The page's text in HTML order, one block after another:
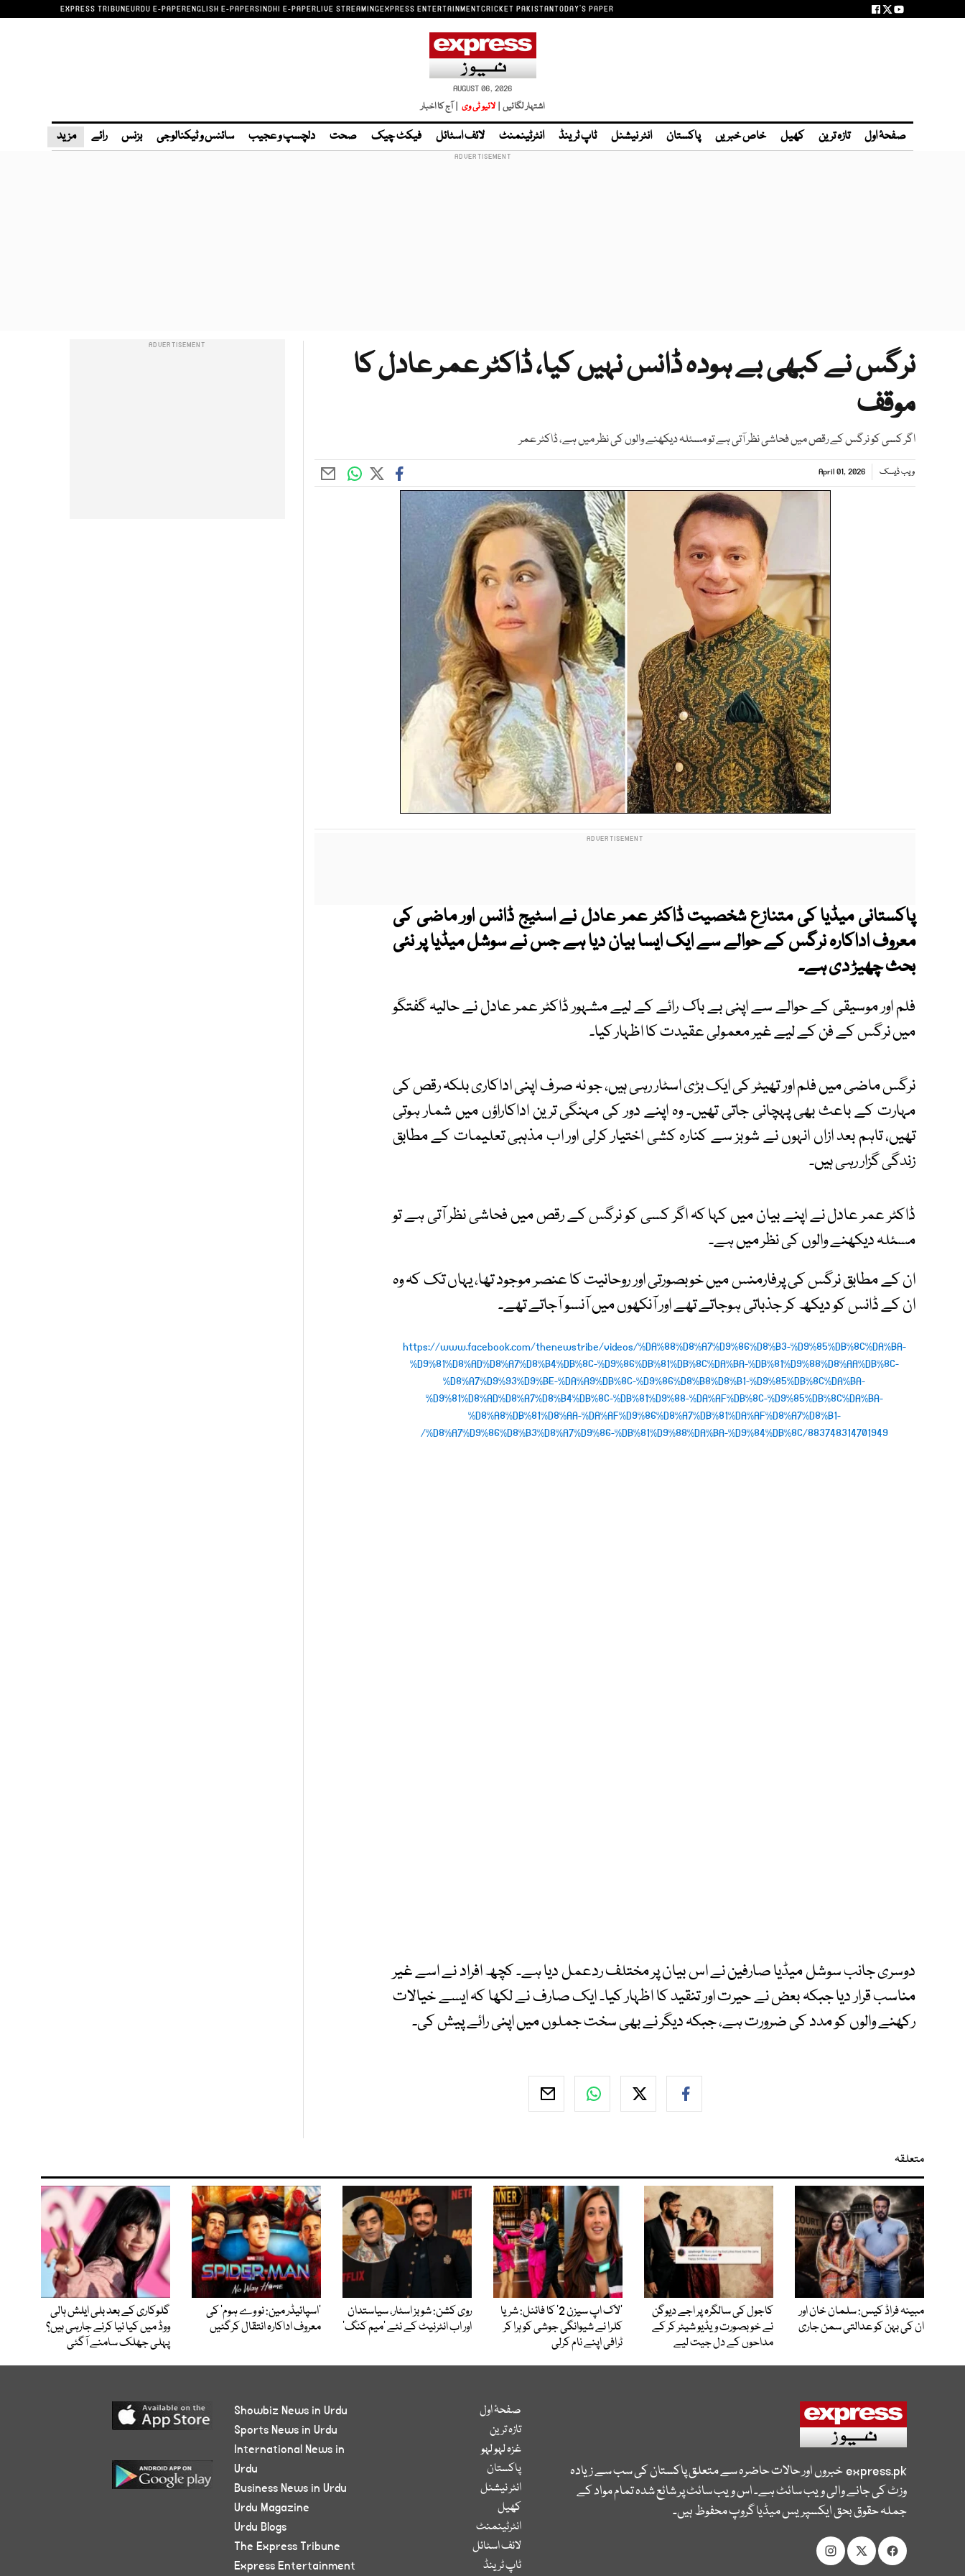
EXPRESS TRIBUNEURDU E-PAPERENGLISH E-PAPERSINDHI E-PAPERLIVE STREAMINGEXPRESS ENTERTAINMENTCRICKET PAKISTANTODAY'S PAPER
AUGUST 06, 2026
اشتہار لگائیں | لائیو ٹی وی | آج کا اخبار
صفحۂ اول تازہ ترین کھیل خاص خبریں پاکستان انٹر نیشنل ٹاپ ٹرینڈ انٹرٹینمنٹ لائف اسٹائل فیکٹ چیک صحت دلچسپ و عجیب سائنس و ٹیکنالوجی بزنس رائے مزید
نرگس نے کبھی بے ہودہ ڈانس نہیں کیا، ڈاکٹر عمر عادل کا
موقف
اگر کسی کو نرگس کے رقص میں فحاشی نظر آتی ہے تو مسئلہ دیکھنے والوں کی نظر میں ہے، ڈاکٹر عمر
ویب ڈیسک April 01, 2026
پاکستانی میڈیا کی متنازع شخصیت ڈاکٹر عمر عادل نے اسٹیج ڈانس اور ماضی کی
معروف اداکارہ نرگس کے حوالے سے ایک ایسا بیان دیا ہے جس نے سوشل میڈیا پر نئی
بحث چھیڑ دی ہے۔
فلم اور موسیقی کے حوالے سے اپنی بے باک رائے کے لیے مشہور ڈاکٹر عمر عادل نے حالیہ گفتگو
میں نرگس کے فن کے لیے غیر معمولی عقیدت کا اظہار کیا۔
نرگس ماضی میں فلم اور تھیٹر کی ایک بڑی اسٹار رہی ہیں، جو نہ صرف اپنی اداکاری بلکہ رقص کی
مہارت کے باعث بھی پہچانی جاتی تھیں۔ وہ اپنے دور کی مہنگی ترین اداکاراؤں میں شمار ہوتی
تھیں، تاہم بعد ازاں انہوں نے شوبز سے کنارہ کشی اختیار کرلی اور اب مذہبی تعلیمات کے مطابق
زندگی گزار رہی ہیں۔
ڈاکٹر عمر عادل نے اپنے بیان میں کہا کہ اگر کسی کو نرگس کے رقص میں فحاشی نظر آتی ہے تو
مسئلہ دیکھنے والوں کی نظر میں ہے۔
ان کے مطابق نرگس کی پرفارمنس میں خوبصورتی اور روحانیت کا عنصر موجود تھا، یہاں تک کہ وہ
ان کے ڈانس کو دیکھ کر جذباتی ہوجاتے تھے اور آنکھوں میں آنسو آجاتے تھے۔
https://www.facebook.com/thenewstribe/videos/%DA%88%D8%A7%D9%86%D8%B3-%D9%85%DB%8C%DA%BA-
%D9%81%D8%AD%D8%A7%D8%B4%DB%8C-%D9%86%DB%81%DB%8C%DA%BA-%DB%81%D9%88%D8%AA%DB%8C-
%D8%A7%D9%93%D9%BE-%DA%A9%DB%8C-%D9%86%D8%B8%D8%B1-%D9%85%DB%8C%DA%BA-
%D9%81%D8%AD%D8%A7%D8%B4%DB%8C-%DB%81%D9%88-%DA%AF%DB%8C-%D9%85%DB%8C%DA%BA-
%D8%A8%DB%81%D8%AA-%DA%AF%D9%86%D8%A7%DB%81%DA%AF%D8%A7%D8%B1-
%D8%A7%D9%86%D8%B3%D8%A7%D9%86-%DB%81%D9%88%DA%BA-%D9%84%DB%8C/883748314701949/
دوسری جانب سوشل میڈیا صارفین نے اس بیان پر مختلف ردعمل دیا ہے۔ کچھ افراد نے اسے غیر
مناسب قرار دیا جبکہ بعض نے حیرت اور تنقید کا اظہار کیا۔ ایک صارف نے لکھا کہ ایسے خیالات
رکھنے والوں کو مدد کی ضرورت ہے، جبکہ دیگر نے بھی سخت جملوں میں اپنی رائے پیش کی۔
متعلقہ
مبینہ فراڈ کیس: سلمان خان اور
ان کی بہن کو عدالتی سمن جاری
کاجول کی سالگرہ پر اجے دیوگن
نے خوبصورت ویڈیو شیئر کر کے
مداحوں کے دل جیت لیے
’لاک اپ سیزن 2‘ کا فائنل: شریا
کلرا نے شیوانگی جوشی کو ہرا کر
ٹرافی اپنے نام کرلی
روی کشن: شوبز اسٹار، سیاستدان
اور اب انٹرنیٹ کے نئے ’میم کنگ‘
’اسپائیڈر مین: نو وے ہوم‘ کی
معروف اداکارہ انتقال کرگئیں
گلوکاری کے بعد بلی ایلش ہالی
ووڈ میں کیا نیا کرنے جارہی ہیں؟
پہلی جھلک سامنے آگئی
express.pkخبروں اور حالات حاضرہ سے متعلق پاکستان کی سب سے زیادہ
وزٹ کی جانے والی ویب سائٹ ہے۔ اس ویب سائٹ پر شائع شدہ تمام مواد کے
جملہ حقوق بحق ایکسپریس میڈیا گروپ محفوظ ہیں۔
صفحۂ اول
تازہ ترین
غزہ لہو لہو
پاکستان
انٹر نیشنل
کھیل
انٹرٹینمنٹ
لائف اسٹائل
ٹاپ ٹرینڈ
Showbiz News in Urdu
Sports News in Urdu
International News in
Urdu
Business News in Urdu
Urdu Magazine
Urdu Blogs
The Express Tribune
Express Entertainment